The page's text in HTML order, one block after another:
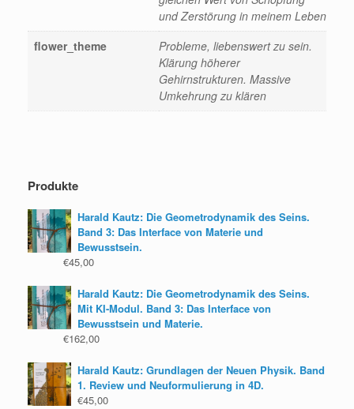
und Zerstörung in meinem Leben
flower_theme
Probleme, liebenswert zu sein.
Klärung höherer
Gehirnstrukturen. Massive
Umkehrung zu klären
Produkte
Harald Kautz: Die Geometrodynamik des Seins.
Band 3: Das Interface von Materie und
Bewusstsein.
€45,00
Harald Kautz: Die Geometrodynamik des Seins.
Mit KI-Modul. Band 3: Das Interface von
Bewusstsein und Materie.
€162,00
Harald Kautz: Grundlagen der Neuen Physik. Band
1. Review und Neuformulierung in 4D.
€45,00